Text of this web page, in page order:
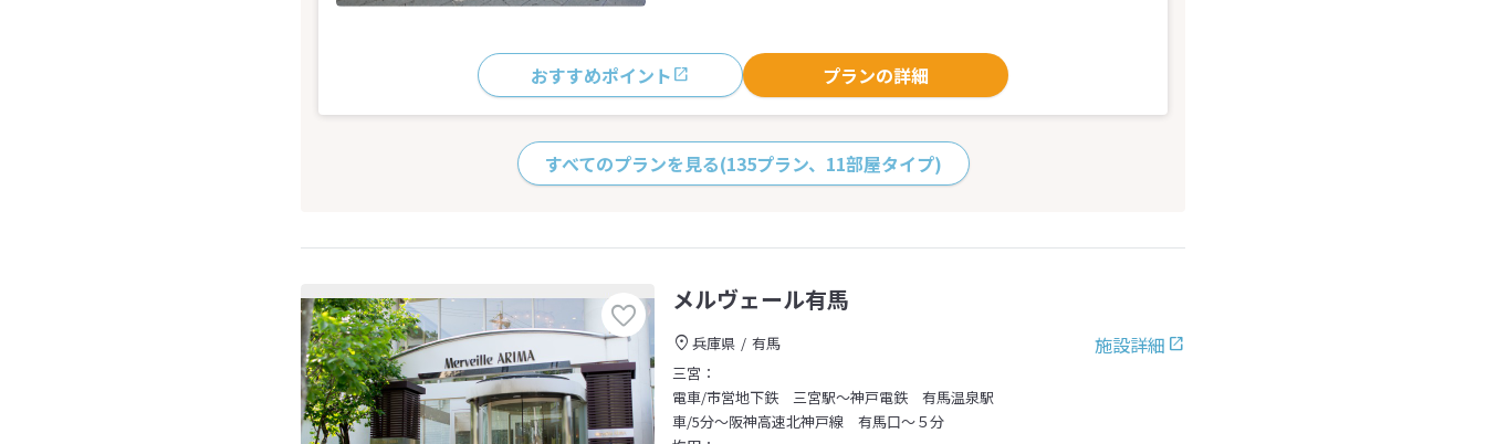
おすすめポイント プランの詳細
すべてのプランを見る(135プラン、11部屋タイプ)
メルヴェール有馬
施設詳細
兵庫県
有馬
三宮：
電車/市営地下鉄 三宮駅～神戸電鉄 有馬温泉駅
車/5分～阪神高速北神戸線 有馬口～５分